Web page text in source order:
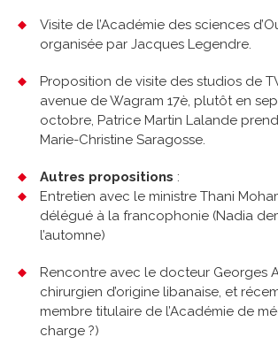
Visite de l’Académie des sciences
organisée par Jacques Legendre.
Proposition de visite des studios de
avenue de Wagram 17è, plutôt en
octobre, Patrice Martin Lalande
Marie-Christine Saragosse.
Autres propositions :
Entretien avec le ministre Thani
délégué à la francophonie (Nadia
l’automne)
Rencontre avec le docteur Georges
chirurgien d’origine libanaise, et
membre titulaire de l’Académie de
charge ?)